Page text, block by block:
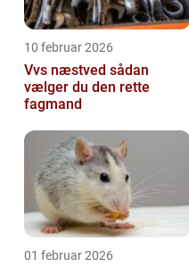
10 februar 2026
Vvs næstved sådan
vælger du den rette
fagmand
01 februar 2026